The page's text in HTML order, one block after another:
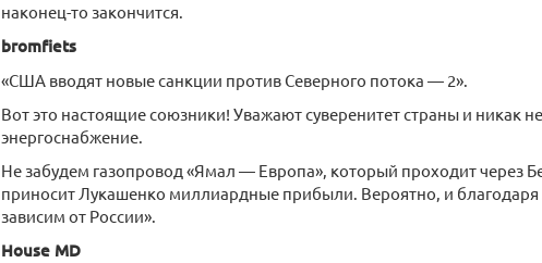
наконец-то закончится.
bromfiets
«США вводят новые санкции против Северного потока — 2».
Вот это настоящие союзники! Уважают суверенитет страны и никак
энергоснабжение.
Не забудем газопровод «Ямал — Европа», который проходит через
приносит Лукашенко миллиардные прибыли. Вероятно, и благодаря
зависим от России».
House MD